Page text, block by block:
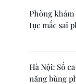
Phòng khám
tục mắc sai
Hà Nội: Số
năng bùng